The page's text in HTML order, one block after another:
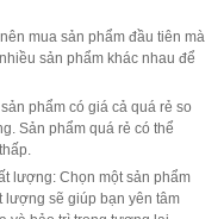
mua sản phẩm đầu tiên mà
sản phẩm khác nhau để
phẩm có giá cả quá rẻ so
Sản phẩm quá rẻ có thể
lượng: Chọn một sản phẩm
lượng sẽ giúp bạn yên tâm